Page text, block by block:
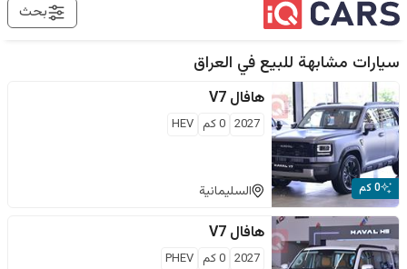
بحث
سيارات مشابهة للبيع في العراق
0 كم
هافال V7
2027
0كم HEV
السليمانية
هافال V7
2027
0كم PHEV